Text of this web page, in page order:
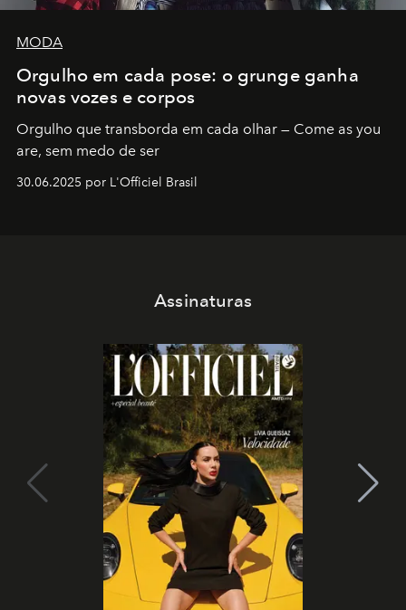
MODA
Orgulho em cada pose: o grunge ganha
novas vozes e corpos
Orgulho que transborda em cada olhar — Come as you
are, sem medo de ser
30.06.2025 por L'Officiel Brasil
Assinaturas